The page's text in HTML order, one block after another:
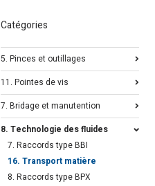
Catégories
5. Pinces et outillages
11. Pointes de vis
7. Bridage et manutention
8. Technologie des fluides
7. Raccords type BBI
16. Transport matière
8. Raccords type BPX